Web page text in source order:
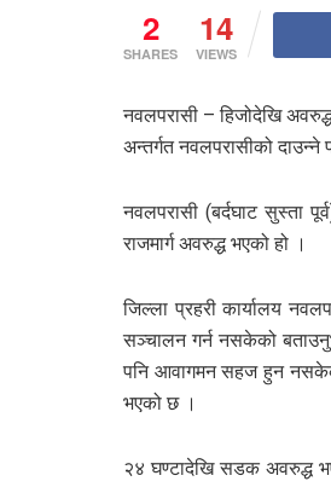
2
SHARES
14
VIEWS
नवलपरासी – हिजोदेखि
अन्तर्गत नवलपरासीको
नवलपरासी (बर्दघाट सुस्ता
राजमार्ग अवरुद्ध भएको हो ।
जिल्ला प्रहरी कार्यालय
सञ्चालन गर्न नसकेको
पनि आवागमन सहज हुन
भएको छ ।
२४ घण्टादेखि सडक अवरुद्ध